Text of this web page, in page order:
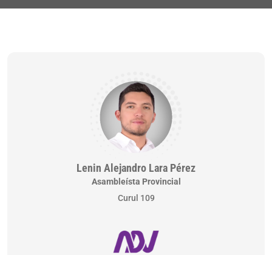
Lenin Alejandro Lara Pérez
Asambleísta Provincial
Curul 109